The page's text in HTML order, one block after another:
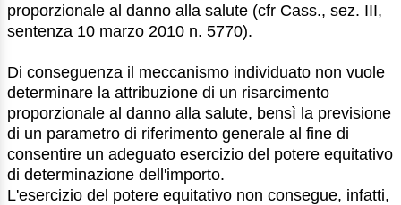
proporzionale al danno alla salute (cfr Cass., sez. III,
sentenza 10 marzo 2010 n. 5770).
Di conseguenza il meccanismo individuato non vuole
determinare la attribuzione di un risarcimento
proporzionale al danno alla salute, bensì la previsione
di un parametro di riferimento generale al fine di
consentire un adeguato esercizio del potere equitativo
di determinazione dell'importo.
L'esercizio del potere equitativo non consegue, infatti,